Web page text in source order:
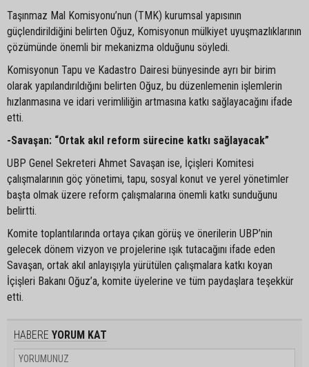
Taşınmaz Mal Komisyonu’nun (TMK) kurumsal yapısının
güçlendirildiğini belirten Oğuz, Komisyonun mülkiyet uyuşmazlıklarının
çözümünde önemli bir mekanizma olduğunu söyledi.
Komisyonun Tapu ve Kadastro Dairesi bünyesinde ayrı bir birim
olarak yapılandırıldığını belirten Oğuz, bu düzenlemenin işlemlerin
hızlanmasına ve idari verimliliğin artmasına katkı sağlayacağını ifade
etti.
-Savaşan: “Ortak akıl reform sürecine katkı sağlayacak”
UBP Genel Sekreteri Ahmet Savaşan ise, İçişleri Komitesi
çalışmalarının göç yönetimi, tapu, sosyal konut ve yerel yönetimler
başta olmak üzere reform çalışmalarına önemli katkı sunduğunu
belirtti.
Komite toplantılarında ortaya çıkan görüş ve önerilerin UBP’nin
gelecek dönem vizyon ve projelerine ışık tutacağını ifade eden
Savaşan, ortak akıl anlayışıyla yürütülen çalışmalara katkı koyan
İçişleri Bakanı Oğuz’a, komite üyelerine ve tüm paydaşlara teşekkür
etti.
HABERE YORUM KAT